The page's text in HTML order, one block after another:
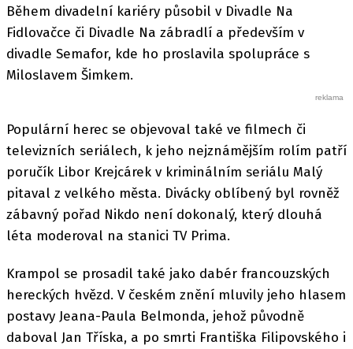
Během divadelní kariéry působil v Divadle Na
Fidlovačce či Divadle Na zábradlí a především v
divadle Semafor, kde ho proslavila spolupráce s
Miloslavem Šimkem.
Populární herec se objevoval také ve filmech či
televizních seriálech, k jeho nejznámějším rolím patří
poručík Libor Krejcárek v kriminálním seriálu Malý
pitaval z velkého města. Divácky oblíbený byl rovněž
zábavný pořad Nikdo není dokonalý, který dlouhá
léta moderoval na stanici TV Prima.
Krampol se prosadil také jako dabér francouzských
hereckých hvězd. V českém znění mluvily jeho hlasem
postavy Jeana-Paula Belmonda, jehož původně
daboval Jan Tříska, a po smrti Františka Filipovského i